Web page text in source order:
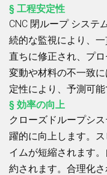
§ 工程安定性
CNC 閉ループ システ
続的な監視により、
直ちに修正され、プ
変動や材料の不一致
定性により、予測可
§ 効率の向上
クローズドループシ
躍的に向上します。
イムが短縮されます
約されます。合理化